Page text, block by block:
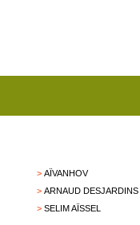
>AÏVANHOV
>ARNAUD DESJARDINS
>SELIM AÏSSEL